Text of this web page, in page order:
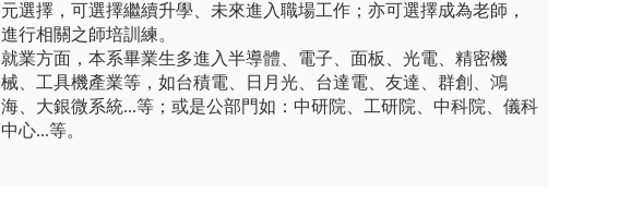
元選擇，可選擇繼續升學、未來進入職場工作；亦可選擇成為老師，
進行相關之師培訓練。
就業方面，本系畢業生多進入半導體、電子、面板、光電、精密機
械、工具機產業等，如台積電、日月光、台達電、友達、群創、鴻
海、大銀微系統...等；或是公部門如：中研院、工研院、中科院、儀科
中心...等。